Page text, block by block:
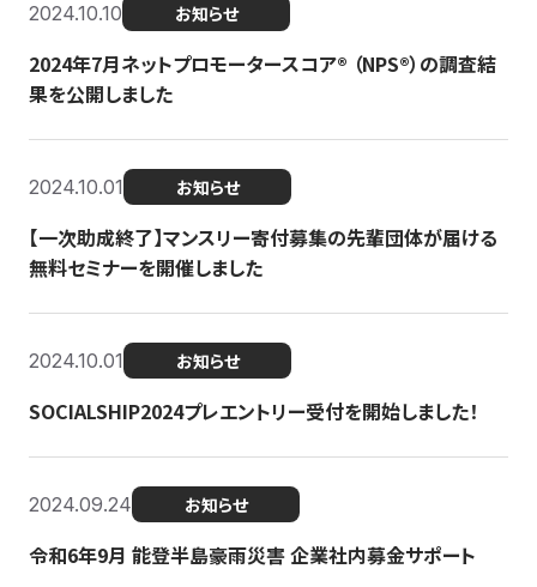
2024.10.10 お知らせ
2024年7月ネットプロモータースコア®︎ （NPS®︎）の調査結
果を公開しました
2024.10.01 お知らせ
【一次助成終了】マンスリー寄付募集の先輩団体が届ける
無料セミナーを開催しました
2024.10.01 お知らせ
SOCIALSHIP2024プレエントリー受付を開始しました！
2024.09.24 お知らせ
令和6年9月 能登半島豪雨災害 企業社内募金サポート